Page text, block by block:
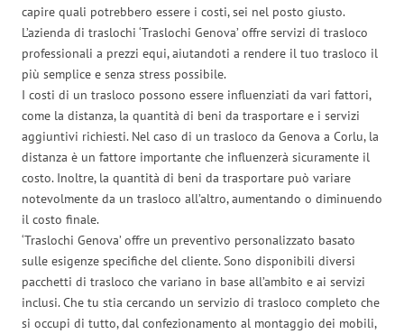
capire quali potrebbero essere i costi, sei nel posto giusto.
L’azienda di traslochi ‘Traslochi Genova’ offre servizi di trasloco
professionali a prezzi equi, aiutandoti a rendere il tuo trasloco il
più semplice e senza stress possibile.
I costi di un trasloco possono essere influenziati da vari fattori,
come la distanza, la quantità di beni da trasportare e i servizi
aggiuntivi richiesti. Nel caso di un trasloco da Genova a Corlu, la
distanza è un fattore importante che influenzerà sicuramente il
costo. Inoltre, la quantità di beni da trasportare può variare
notevolmente da un trasloco all’altro, aumentando o diminuendo
il costo finale.
‘Traslochi Genova’ offre un preventivo personalizzato basato
sulle esigenze specifiche del cliente. Sono disponibili diversi
pacchetti di trasloco che variano in base all’ambito e ai servizi
inclusi. Che tu stia cercando un servizio di trasloco completo che
si occupi di tutto, dal confezionamento al montaggio dei mobili,